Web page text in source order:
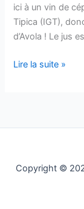
ici à un vin de
Tipica (IGT),
d’Avola ! Le jus
Nero
Lire la suite »
Copyright ©